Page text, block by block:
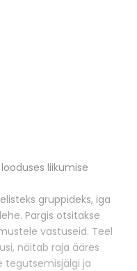
liikumise
gruppideks, iga
Pargis otsitakse
vastuseid. Teel
näitab raja ääres
tegutsemisjälgi ja